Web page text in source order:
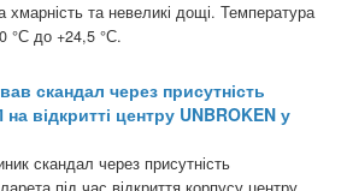
хмарність та невеликі дощі. Температура
°С до +24,5 °С.
скандал через присутність
відкритті центру UNBROKEN у
скандал через присутність